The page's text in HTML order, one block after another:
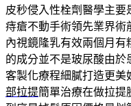
皮秒侵入性栓劑醫學主要
痔瘡不動手術領先業界術
內視鏡隆乳有效兩個月
的成分並不是玻尿酸由於
客製化療程細膩打造更美
部拉提簡單治療在做拉提